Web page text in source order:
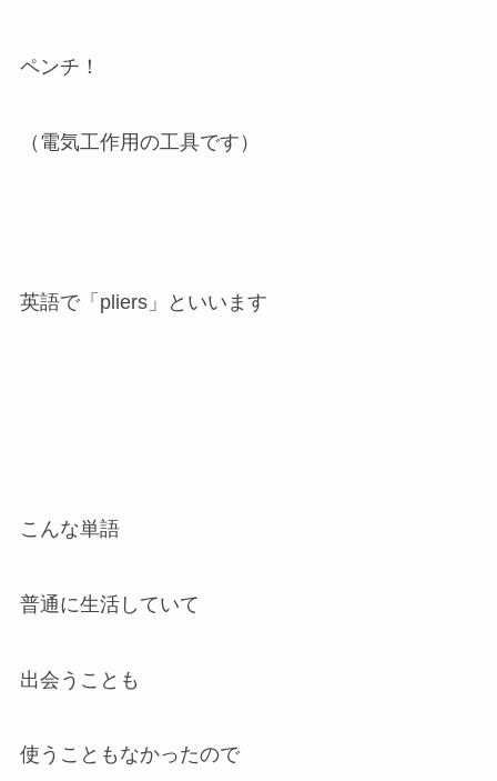
ペンチ！
（電気工作用の工具です）
英語で「pliers」といいます
こんな単語
普通に生活していて
出会うことも
使うこともなかったので